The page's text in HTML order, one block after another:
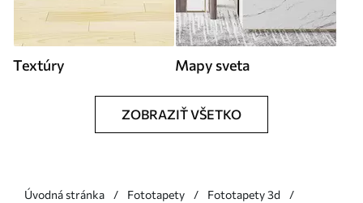
Textúry Mapy sveta
ZOBRAZIŤ VŠETKO
Úvodná stránka Fototapety
Fototapety 3d